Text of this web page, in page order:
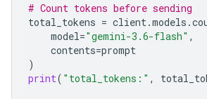
# Count tokens before sending
total_tokens = client.models .
model="gemini-3.6-flash" ,
contents=prompt
)
print( "total_tokens:" ,